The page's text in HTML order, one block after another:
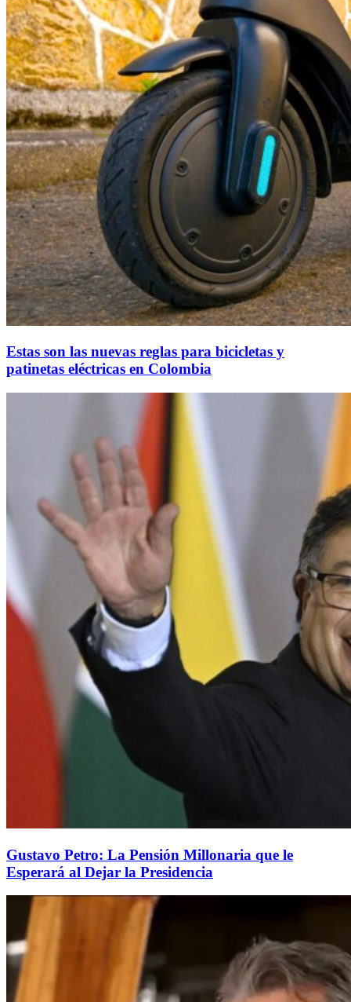
Estas son las nuevas reglas para bicicletas y
patinetas eléctricas en Colombia
Gustavo Petro: La Pensión Millonaria que le
Esperará al Dejar la Presidencia